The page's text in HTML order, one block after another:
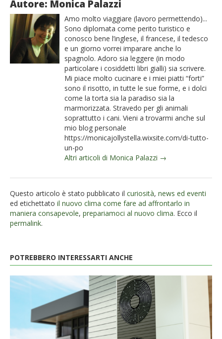
Autore: Monica Palazzi
Amo molto viaggiare (lavoro permettendo)...
Sono diplomata come perito turistico e
conosco bene l’inglese, il francese, il tedesco
e un giorno vorrei imparare anche lo
spagnolo. Adoro sia leggere (in modo
particolare i cosiddetti libri gialli) sia scrivere.
Mi piace molto cucinare e i miei piatti “forti”
sono il risotto, in tutte le sue forme, e i dolci
come la torta sia la paradiso sia la
marmorizzata. Stravedo per gli animali
soprattutto i cani. Vieni a trovarmi anche sul
mio blog personale
https://monicajollystella.wixsite.com/di-tutto-
un-po
Altri articoli di Monica Palazzi →
Questo articolo è stato pubblicato il curiosità, news ed eventi
ed etichettato il nuovo clima come fare ad affrontarlo in
maniera consapevole, prepariamoci al nuovo clima. Ecco il
permalink.
POTREBBERO INTERESSARTI ANCHE